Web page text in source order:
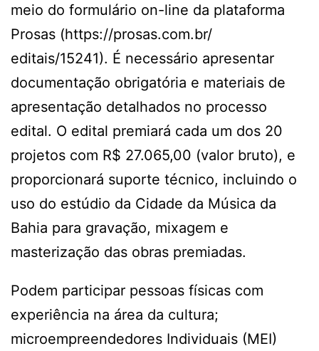
meio do formulário on-line da plataforma
Prosas (https://prosas.com.br/
editais/15241). É necessário apresentar
documentação obrigatória e materiais de
apresentação detalhados no processo
edital. O edital premiará cada um dos 20
projetos com R$ 27.065,00 (valor bruto), e
proporcionará suporte técnico, incluindo o
uso do estúdio da Cidade da Música da
Bahia para gravação, mixagem e
masterização das obras premiadas.
Podem participar pessoas físicas com
experiência na área da cultura;
microempreendedores Individuais (MEI)